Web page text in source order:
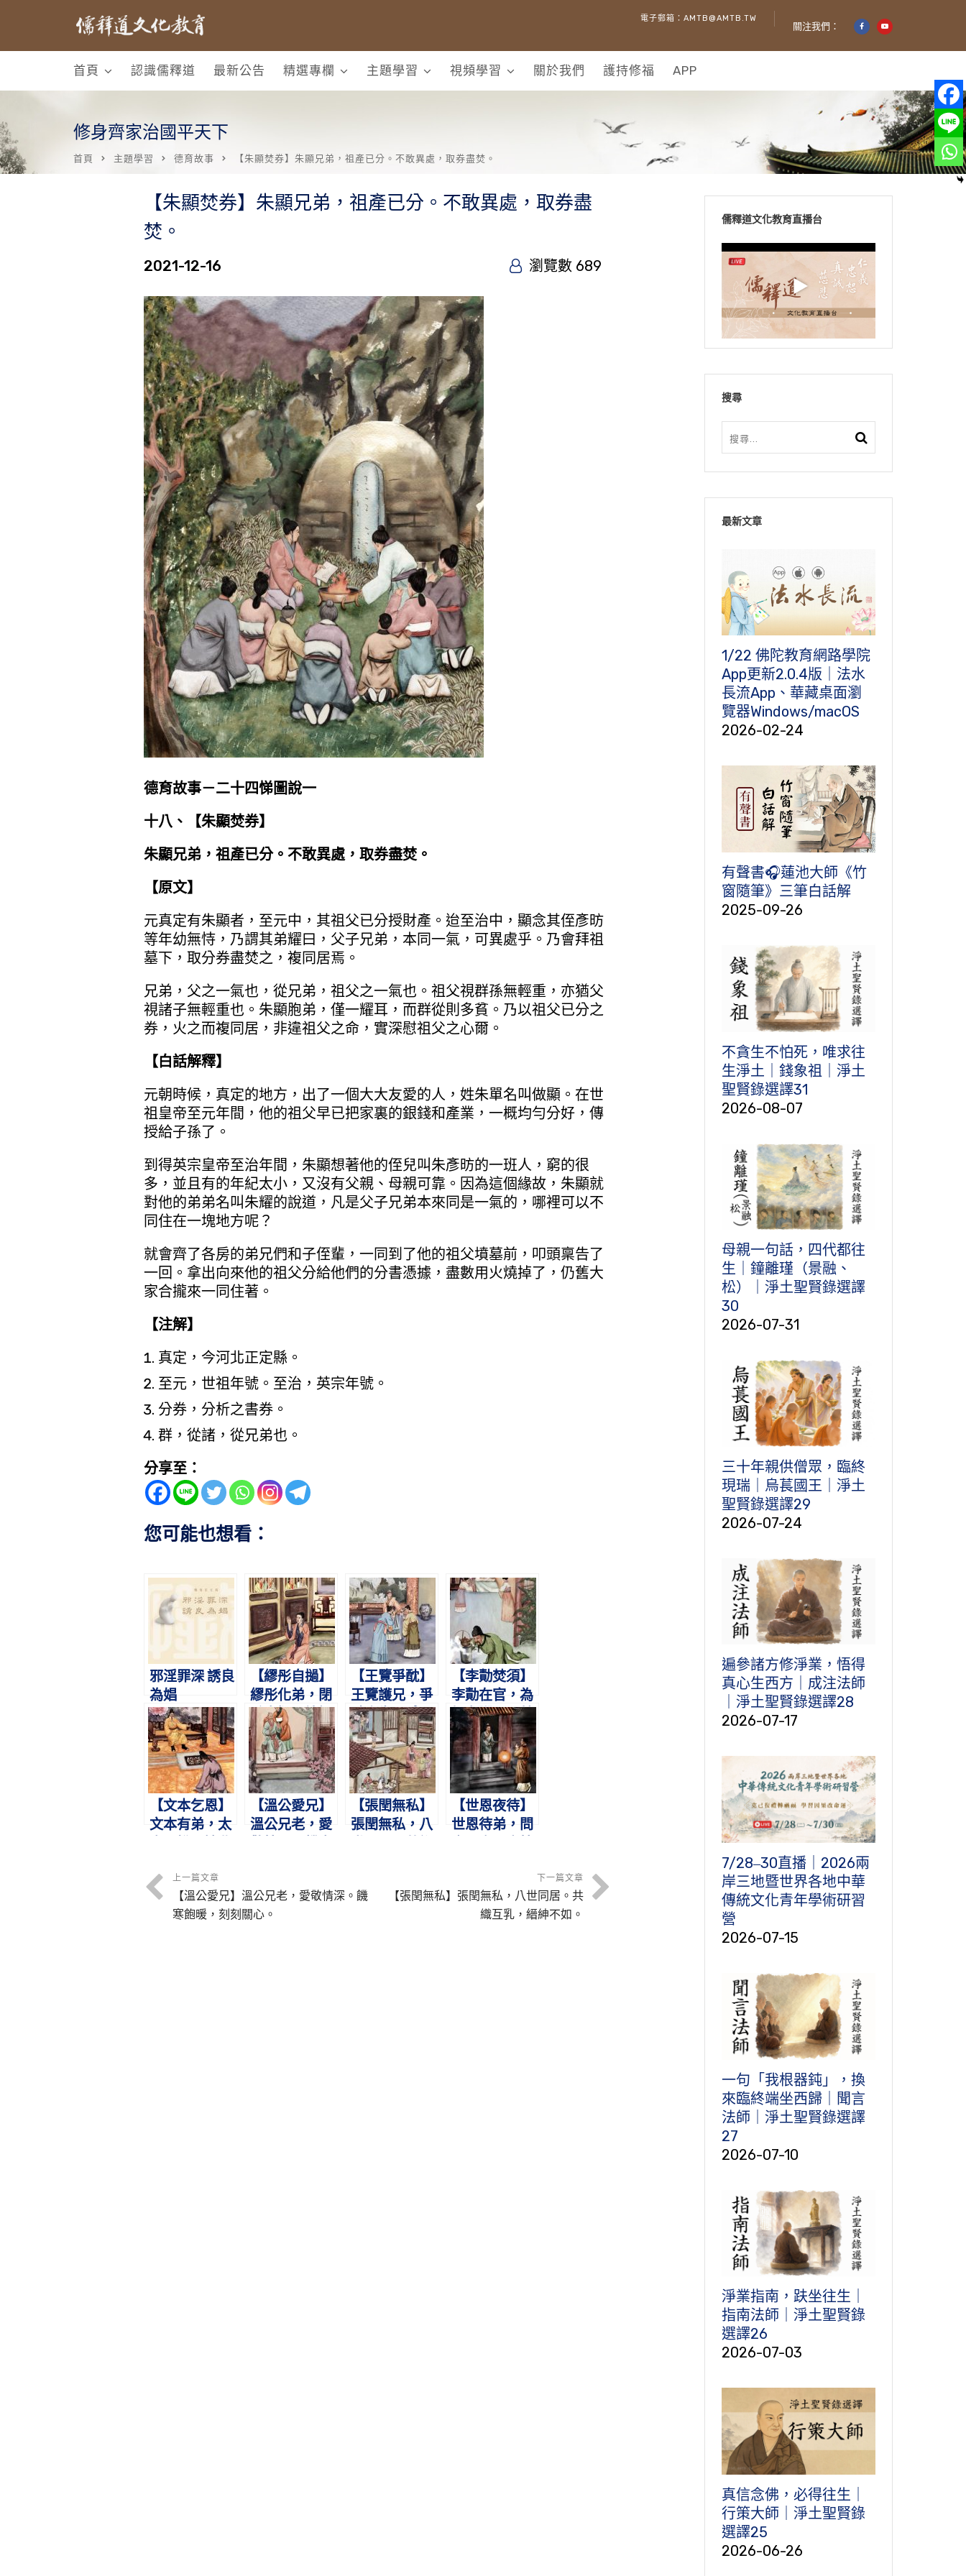
電子郵箱：AMTB@AMTB.TW
關注我們：
首頁 認識儒釋道 最新公告 精選專欄 主題學習 視頻學習 關於我們 護持修福 APP
修身齊家治國平天下
首頁 主題學習 德育故事 【朱顯焚券】朱顯兄弟，祖產已分。不敢異處，取券盡焚。
【朱顯焚券】朱顯兄弟，祖產已分。不敢異處，取券盡
焚。
2021-12-16 瀏覽數 689
德育故事－二十四悌圖說一
十八、【朱顯焚券】
朱顯兄弟，祖產已分。不敢異處，取券盡焚。
【原文】
元真定有朱顯者，至元中，其祖父已分授財產。迨至治中，顯念其侄彥昉
等年幼無恃，乃謂其弟耀曰，父子兄弟，本同一氣，可異處乎。乃會拜祖
墓下，取分券盡焚之，複同居焉。
兄弟，父之一氣也，從兄弟，祖父之一氣也。祖父視群孫無輕重，亦猶父
視諸子無輕重也。朱顯胞弟，僅一耀耳，而群從則多貧。乃以祖父已分之
券，火之而複同居，非違祖父之命，實深慰祖父之心爾。
【白話解釋】
元朝時候，真定的地方，出了一個大大友愛的人，姓朱單名叫做顯。在世
祖皇帝至元年間，他的祖父早已把家裏的銀錢和產業，一概均勻分好，傳
授給子孫了。
到得英宗皇帝至治年間，朱顯想著他的侄兒叫朱彥昉的一班人，窮的很
多，並且有的年紀太小，又沒有父親、母親可靠。因為這個緣故，朱顯就
對他的弟弟名叫朱耀的說道，凡是父子兄弟本來同是一氣的，哪裡可以不
同住在一塊地方呢？
就會齊了各房的弟兄們和子侄輩，一同到了他的祖父墳墓前，叩頭稟告了
一回。拿出向來他的祖父分給他們的分書憑據，盡數用火燒掉了，仍舊大
家合攏來一同住著。
【注解】
真定，今河北正定縣。
至元，世祖年號。至治，英宗年號。
分券，分析之書券。
群，從諸，從兄弟也。
分享至：
您可能也想看：
邪淫罪深 誘良
為娼
【繆彤自撾】
繆彤化弟，閉
戶自撾。諸婦
謝罪，得以齊
家。
【王覽爭酖】
王覽護兄，爭
酖舍生。感母
悔悟，九代公
卿。
【李勣焚須】
李勣在官，為
姐煮粥。火焚
其鬚，不用妾
僕。
【文本乞恩】
文本有弟，太
咽。
【溫公愛兄】
溫公兄老，愛
【張閏無私】
張閏無私，八
【世恩夜待】
世恩待弟，問
上一篇文章
【溫公愛兄】溫公兄老，愛敬情深。饑
寒飽暖，刻刻關心。
下一篇文章
【張閏無私】張閏無私，八世同居。共
織互乳，縉紳不如。
儒釋道文化教育直播台
搜尋
最新文章
1/22 佛陀教育網路學院
App更新2.0.4版｜法水
長流App、華藏桌面瀏
覽器Windows/macOS
2026-02-24
有聲書🎧蓮池大師《竹
窗隨筆》三筆白話解
2025-09-26
不貪生不怕死，唯求往
生淨土｜錢象祖｜淨土
聖賢錄選譯31
2026-08-07
母親一句話，四代都往
生｜鐘離瑾（景融、
松）｜淨土聖賢錄選譯
30
2026-07-31
三十年親供僧眾，臨終
現瑞｜烏萇國王｜淨土
聖賢錄選譯29
2026-07-24
遍參諸方修淨業，悟得
真心生西方｜成注法師
｜淨土聖賢錄選譯28
2026-07-17
7/28‒30直播｜2026兩
岸三地暨世界各地中華
傳統文化青年學術研習
營
2026-07-15
一句「我根器鈍」，換
來臨終端坐西歸｜聞言
法師｜淨土聖賢錄選譯
27
2026-07-10
淨業指南，趺坐往生｜
指南法師｜淨土聖賢錄
選譯26
2026-07-03
真信念佛，必得往生｜
行策大師｜淨土聖賢錄
選譯25
2026-06-26